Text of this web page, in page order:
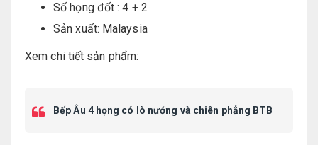
Số họng đốt : 4 + 2
Sản xuất: Malaysia
Xem chi tiết sản phẩm:
Bếp Âu 4 họng có lò nướng và chiên phẳng BTB